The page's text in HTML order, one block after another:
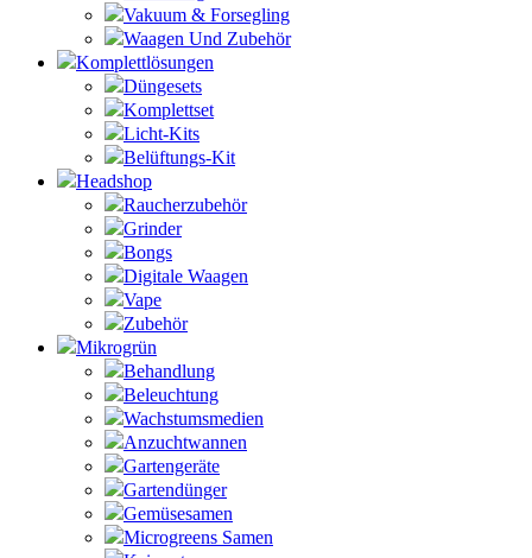
Vakuum & Forsegling
Waagen Und Zubehör
Komplettlösungen
Düngesets
Komplettset
Licht-Kits
Belüftungs-Kit
Headshop
Raucherzubehör
Grinder
Bongs
Digitale Waagen
Vape
Zubehör
Mikrogrün
Behandlung
Beleuchtung
Wachstumsmedien
Anzuchtwannen
Gartengeräte
Gartendünger
Gemüsesamen
Microgreens Samen